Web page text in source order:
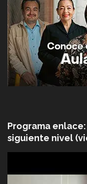
Programa
siguiente nivel